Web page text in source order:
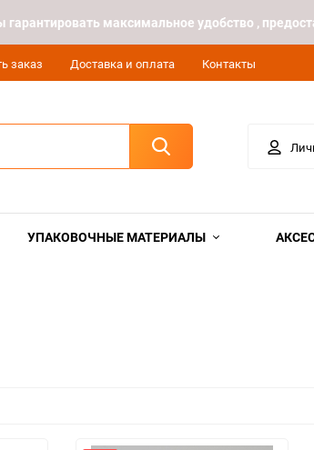
гарантировать максимальное удобство ,
заказ Доставка и оплата Контакты
УПАКОВОЧНЫЕ МАТЕРИАЛЫ